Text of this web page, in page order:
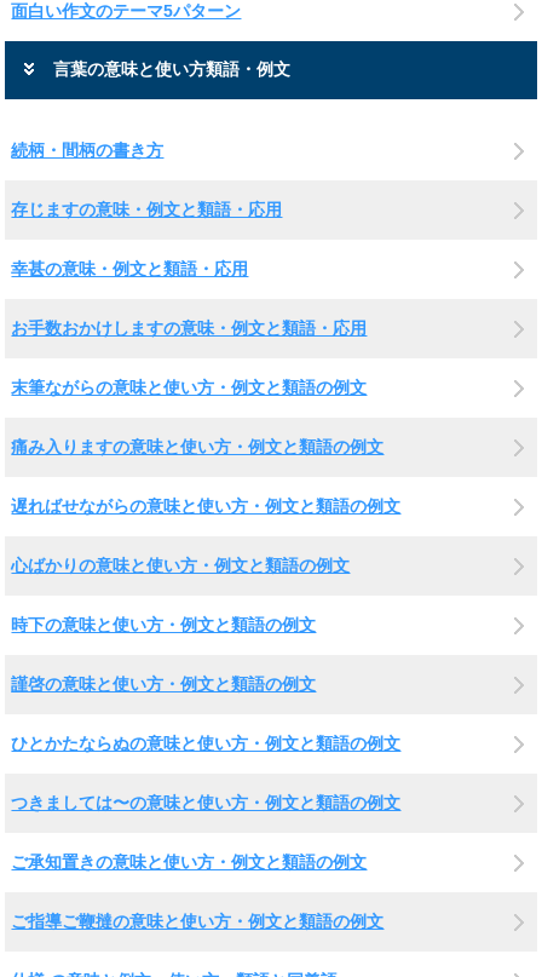
面白い作文のテーマ5パターン
言葉の意味と使い方類語・例文
続柄・間柄の書き方
存じますの意味・例文と類語・応用
幸甚の意味・例文と類語・応用
お手数おかけしますの意味・例文と類語・応用
末筆ながらの意味と使い方・例文と類語の例文
痛み入りますの意味と使い方・例文と類語の例文
遅ればせながらの意味と使い方・例文と類語の例文
心ばかりの意味と使い方・例文と類語の例文
時下の意味と使い方・例文と類語の例文
謹啓の意味と使い方・例文と類語の例文
ひとかたならぬの意味と使い方・例文と類語の例文
つきましては〜の意味と使い方・例文と類語の例文
ご承知置きの意味と使い方・例文と類語の例文
ご指導ご鞭撻の意味と使い方・例文と類語の例文